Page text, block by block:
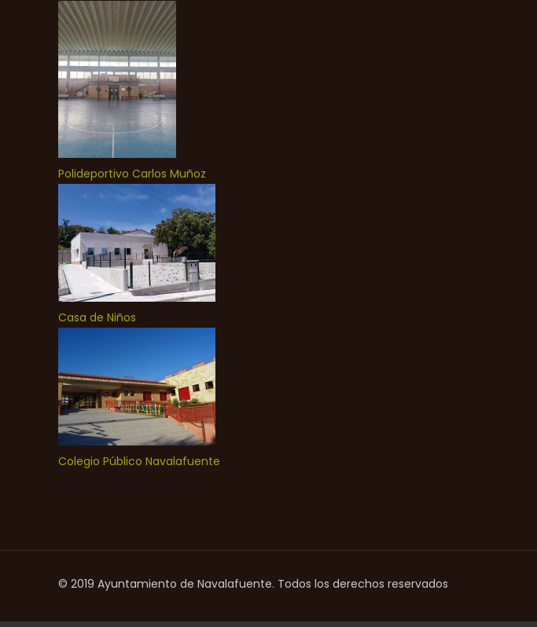
Polideportivo Carlos Muñoz
Casa de Niños
Colegio Público Navalafuente
© 2019 Ayuntamiento de Navalafuente. Todos los derechos reservados